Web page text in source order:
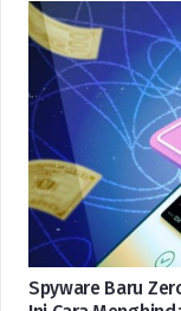
Spyware Baru